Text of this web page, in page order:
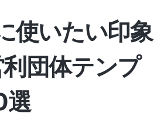
使いたい印象
団体テンプ
選